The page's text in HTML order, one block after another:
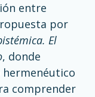
entre
por
El
, donde
hermenéutico
comprender